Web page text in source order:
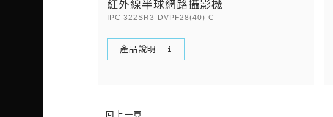
紅外線半球網路攝影機
IPC 322SR3-DVPF28(40)-C
產品說明
回上一頁